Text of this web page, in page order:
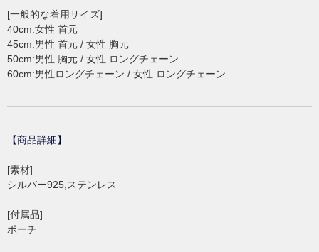
[一般的な着用サイズ]
40cm:女性 首元
45cm:男性 首元 / 女性 胸元
50cm:男性 胸元 / 女性 ロングチェーン
60cm:男性ロングチェーン / 女性 ロングチェーン
【商品詳細】
[素材]
シルバー925,ステンレス
[付属品]
ポーチ